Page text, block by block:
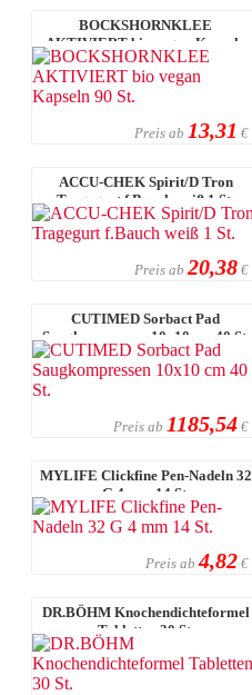
BOCKSHORNKLEE
AKTIVIERT bio vegan Kapseln
90 St.
Preis ab 13,31 €
ACCU-CHEK Spirit/D Tron
Tragegurt f.Bauch weiß 1 St.
Preis ab 20,38 €
CUTIMED Sorbact Pad
Saugkompressen 10x10 cm 40 St.
Preis ab 1185,54 €
MYLIFE Clickfine Pen-Nadeln 32
G 4 mm 14 St.
Preis ab 4,82 €
DR.BÖHM Knochendichteformel
Tabletten 30 St.